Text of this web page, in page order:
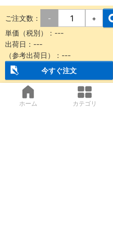
ご注文数： - +
単価（税別）： ---
出荷日： ---
（参考出荷日）： ---
今すぐ注文
ホーム カテゴリ